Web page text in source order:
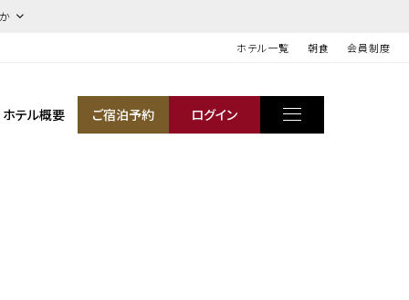
ホテル一覧 朝食 会員制度
ホテル概要 ご宿泊予約 ログイン